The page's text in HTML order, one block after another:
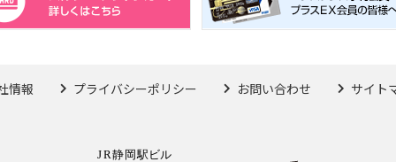
情報 プライバシーポリシー お問い合わせ サイト